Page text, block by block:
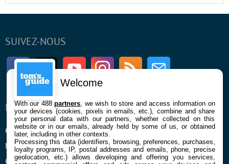
SUIVEZ-NOUS
FacebookTwitter Youtube InstagramRSS Newsletter
ENTREPRISE
Qui sommes nous
Mentions légales et CGU
Confidentialité et Cookies
À PROPOS
La rédaction
Contact
Welcome
With our 488partners , we wish to store and access information on
your devices (cookies, pixels in emails, etc.), combine and share
your personal data with our partners, whether collected on this
website or in our emails, already held by some of us, or obtained
later, including in other contexts.
Processing this data (identifiers, browsing, preferences, purchases,
loyalty programs, IP, postal addresses and emails, phone, precise
geolocation, etc.) allows developing and offering you services,